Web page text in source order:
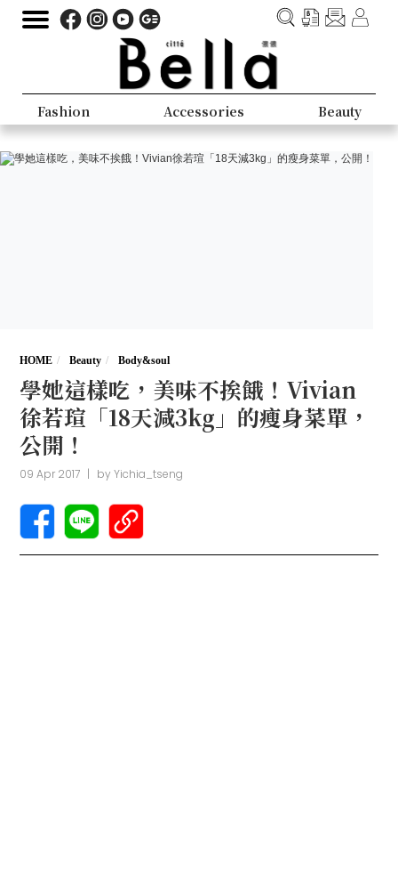
Fashion Accessories Beauty
HOME Beauty Body&soul
學她這樣吃，美味不挨餓！Vivian
徐若瑄「18天減3kg」的瘦身菜單，
公開！
09 Apr 2017 | byYichia_tseng